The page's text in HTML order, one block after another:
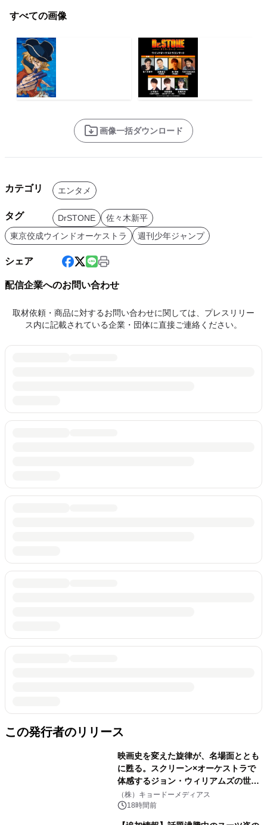
すべての画像
画像一括ダウンロード
カテゴリ エンタメ
タグ DrSTONE
佐々木新平
東京佼成ウインドオーケストラ
週刊少年ジャンプ
シェア
配信企業へのお問い合わせ
取材依頼・商品に対するお問い合わせに関しては、プレスリリー
ス内に記載されている企業・団体に直接ご連絡ください。
この発行者のリリース
映画史を変えた旋律が、名場面ととも
に甦る。スクリーン×オーケストラで
体感するジョン・ウィリアムズの世
界。ジョン・ウィリアムズ：シネマ・
スペクタキュラー・コンサート 開催決
（株）キョードーメディアス
18時間前